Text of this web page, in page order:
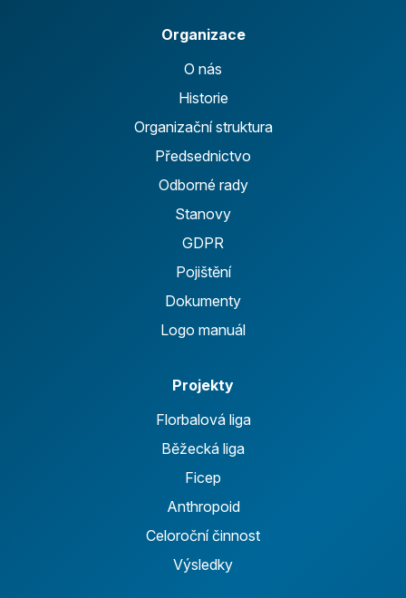
Organizace
O nás
Historie
Organizační struktura
Předsednictvo
Odborné rady
Stanovy
GDPR
Pojištění
Dokumenty
Logo manuál
Projekty
Florbalová liga
Běžecká liga
Ficep
Anthropoid
Celoroční činnost
Výsledky